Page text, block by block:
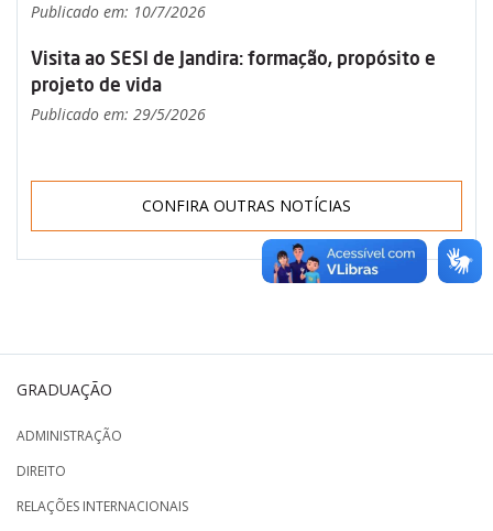
Publicado em: 10/7/2026
Visita ao SESI de Jandira: formação, propósito e
projeto de vida
Publicado em: 29/5/2026
CONFIRA OUTRAS NOTÍCIAS
GRADUAÇÃO
ADMINISTRAÇÃO
DIREITO
RELAÇÕES INTERNACIONAIS